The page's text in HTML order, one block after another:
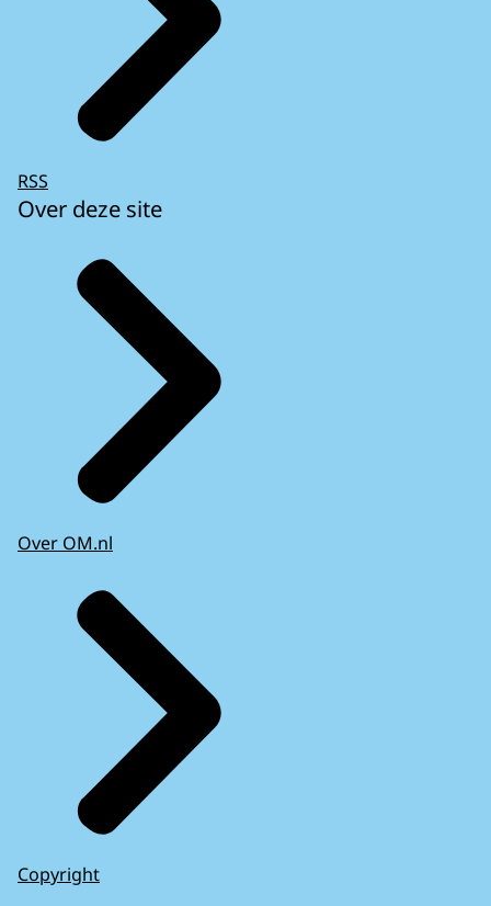
RSS
Over deze site
Over OM.nl
Copyright